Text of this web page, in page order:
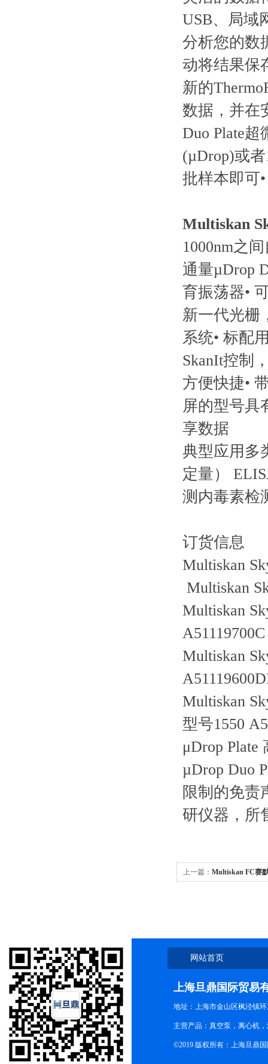
USB、局域
分析您的数
动将结果保
新的
数据，并在
Duo Plate
(µDrop)或
批样本即可
Multiskan
1000nm之
通量µDrop
育振荡器•
新一代光栅
系统• 标配
SkanIt控制
方便快捷•
屏的型号具
享数据
典型应用多
定量）
测内毒素检
订货信息
Multiskan
Multiskan
Multiskan
Multiskan
Multiskan
型号1550
μDrop
µDrop Duo
限制的免责
研仪器，所
上一篇： Multiskan FC赛
网站首页
上海旦鼎国际贸易
地址：上海市金山区枫泾镇
主营产品：真空泵，离心机
©2019 版权所有：上海旦鼎